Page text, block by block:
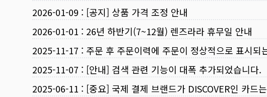
2026-01-09 : [공지] 상품 가격 조정 안내
2026-01-01 : 26년 하반기(7~12월) 렌즈라라 휴무일 안내
2025-11-17 : 주문 후 주문이력에 주문이 정상적으로 표시되
2025-11-07 : [안내] 검색 관련 기능이 대폭 추가되었습니다.
2025-06-11 : [중요] 국제 결제 브랜드가 DISCOVER인 카드